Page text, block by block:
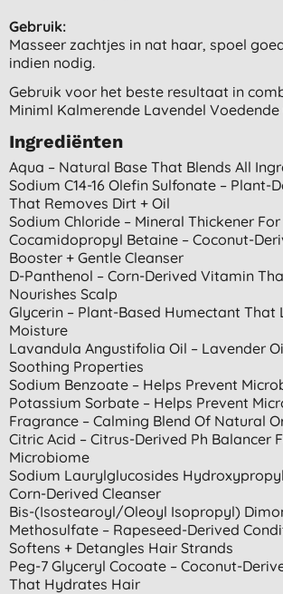
Gebruik:
Masseer zachtjes in nat haar, spoel
indien nodig.
Gebruik voor het beste resultaat in
Miniml Kalmerende Lavendel
Ingrediënten
Aqua – Natural Base That Blends All
Sodium C14-16 Olefin Sulfonate – Plant-
That Removes Dirt + Oil
Sodium Chloride – Mineral Thickener
Cocamidopropyl Betaine – Coconut-
Booster + Gentle Cleanser
D-Panthenol – Corn-Derived Vitamin
Nourishes Scalp
Glycerin – Plant-Based Humectant That
Moisture
Lavandula Angustifolia Oil – Lavender
Soothing Properties
Sodium Benzoate – Helps Prevent
Potassium Sorbate – Helps Prevent
Fragrance – Calming Blend Of Natural
Citric Acid – Citrus-Derived Ph Balancer
Microbiome
Sodium Laurylglucosides
Corn-Derived Cleanser
Bis-(isostearoyl/oleoyl Isopropyl)
Methosulfate – Rapeseed-Derived
Softens + Detangles Hair Strands
Peg-7 Glyceryl Cocoate – Coconut-
That Hydrates Hair